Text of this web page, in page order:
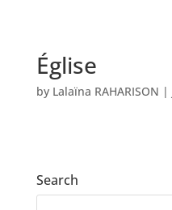
Église
by Lalaïna RAHARISON |
Search